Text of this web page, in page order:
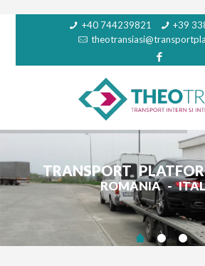
+40 744239821
+39
TRANSPORT
ROMANIA -